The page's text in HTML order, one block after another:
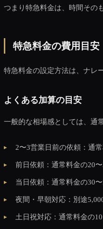
つまり特急料金は、時間その
特急料金の費用目安
特急料金の設定方法は、ナレ
よくある加算の目安
一般的な相場感としては、通
2〜3営業日前の依頼：通
前日依頼：通常料金の20
当日依頼：通常料金の30
夜間・早朝対応：別途
土日祝対応：通常料金の